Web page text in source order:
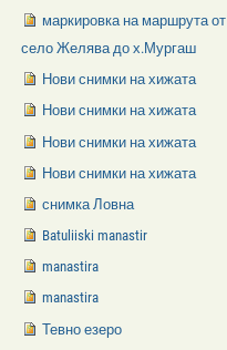
маркировка на маршрута от
село Желява до х.Мургаш
Нови снимки на хижата
Нови снимки на хижата
Нови снимки на хижата
Нови снимки на хижата
снимка Ловна
Batuliiski manastir
manastira
manastira
Тевно езеро